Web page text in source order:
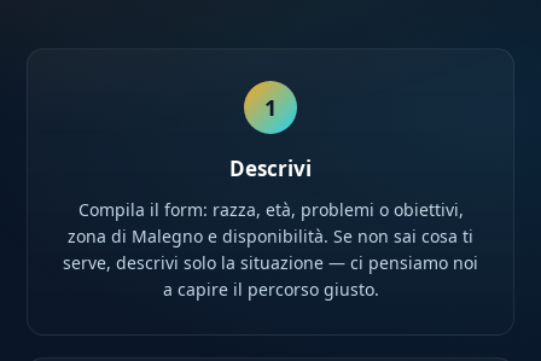
1
Descrivi
Compila il form: razza, età, problemi o obiettivi,
zona di Malegno e disponibilità. Se non sai cosa ti
serve, descrivi solo la situazione — ci pensiamo noi
a capire il percorso giusto.